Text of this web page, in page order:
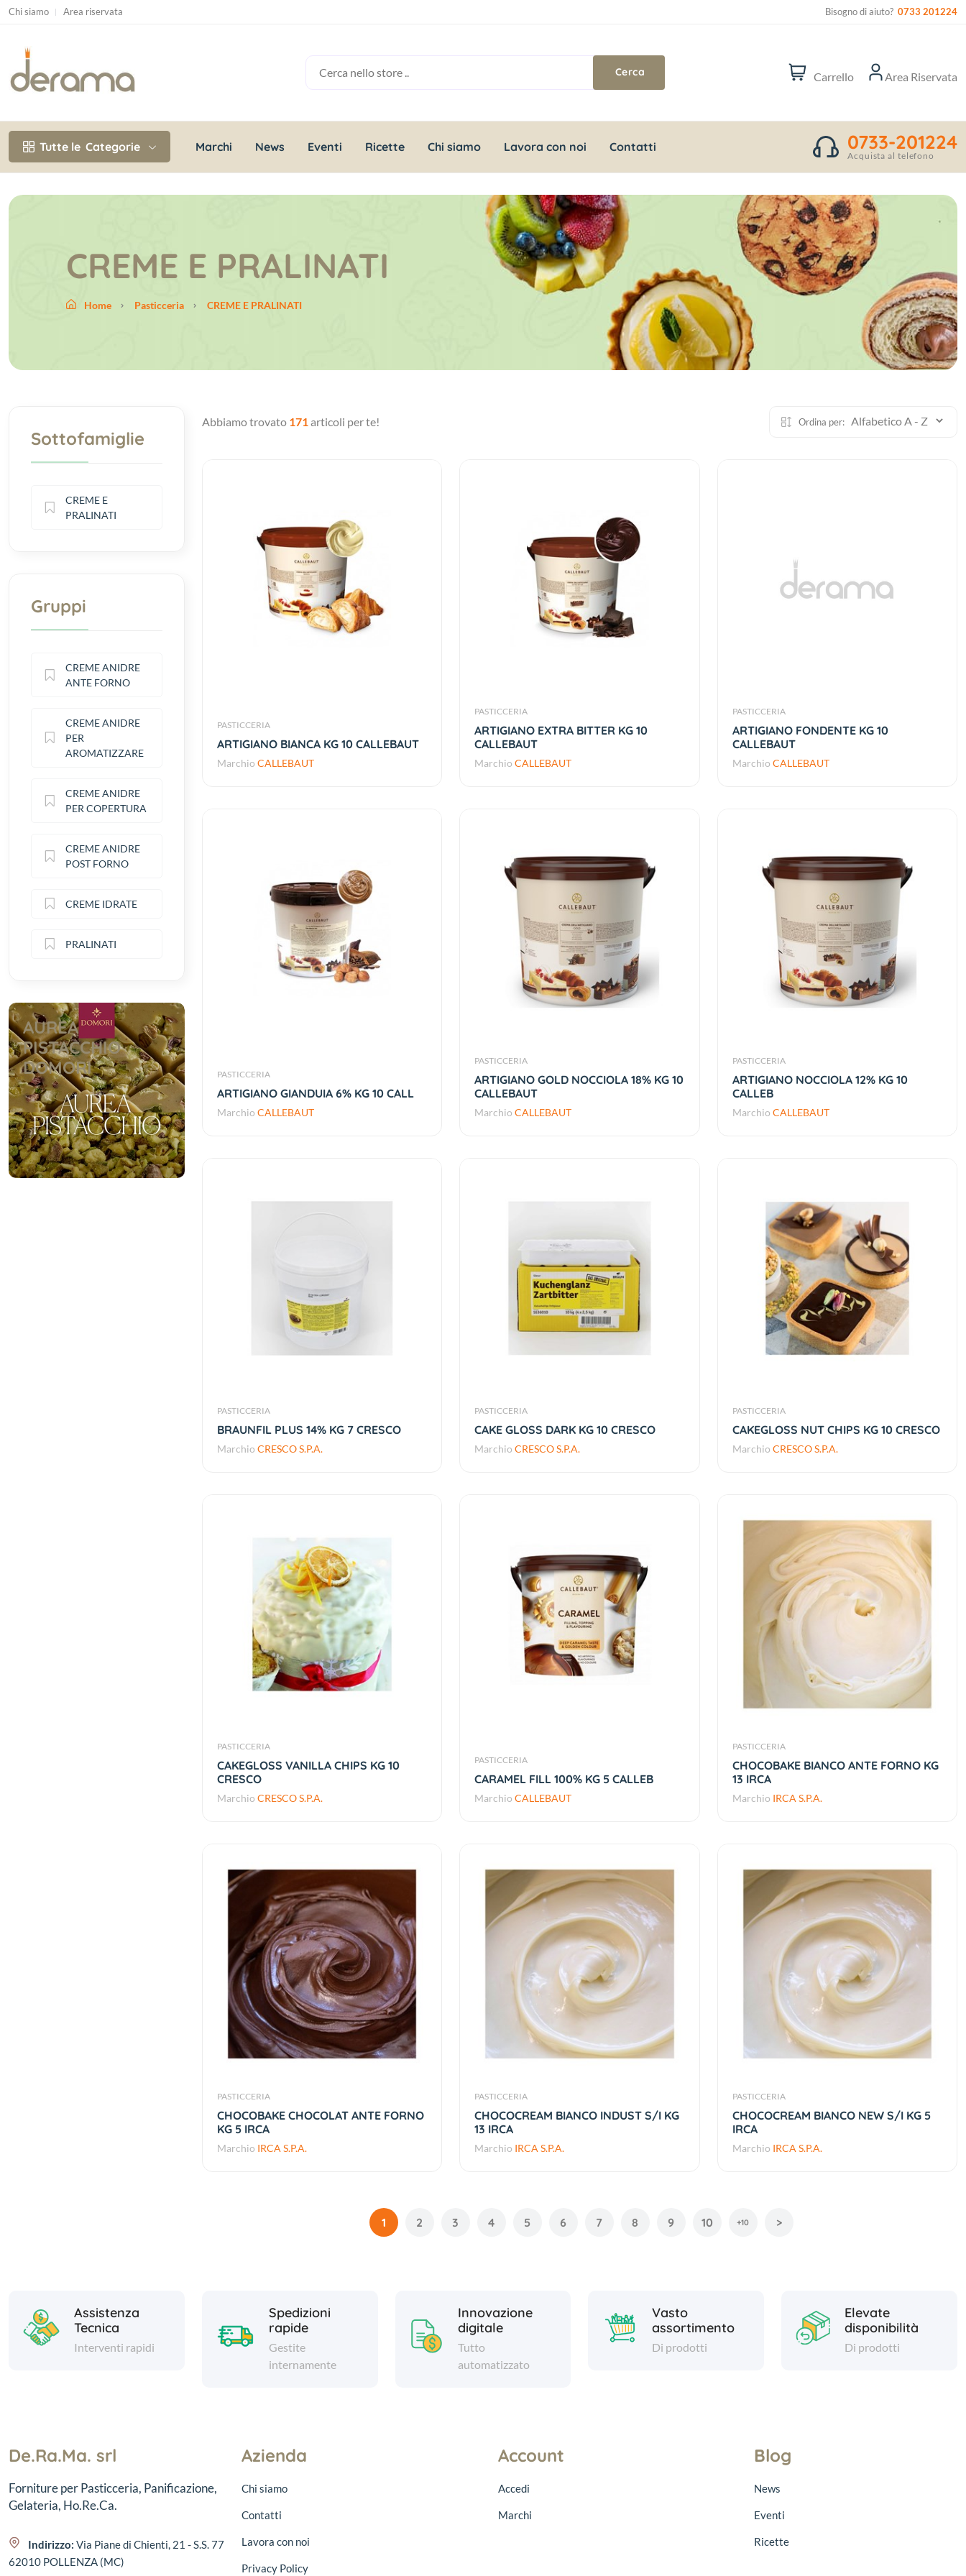
Chi siamo Area riservata Bisogno di aiuto? 0733 201224
Carrello Area Riservata
Tutte le Categorie Marchi News Eventi Ricette Chi siamo Lavora con noi Contatti 0733-201224
Acquista al telefono
CREME E PRALINATI
Home Pasticceria CREME E PRALINATI
Abbiamo trovato 171 articoli per te! Ordina per:
PASTICCERIA
ARTIGIANO BIANCA KG 10 CALLEBAUT
Marchio CALLEBAUT
PASTICCERIA
ARTIGIANO EXTRA BITTER KG 10
CALLEBAUT
MarchioCALLEBAUT
PASTICCERIA
ARTIGIANO FONDENTE KG 10
CALLEBAUT
Marchio CALLEBAUT
PASTICCERIA
ARTIGIANO GIANDUIA 6% KG 10 CALL
Marchio CALLEBAUT
PASTICCERIA
ARTIGIANO GOLD NOCCIOLA 18% KG 10
CALLEBAUT
MarchioCALLEBAUT
PASTICCERIA
ARTIGIANO NOCCIOLA 12% KG 10
CALLEB
Marchio CALLEBAUT
PASTICCERIA
BRAUNFIL PLUS 14% KG 7 CRESCO
Marchio CRESCO S.P.A.
PASTICCERIA
CAKE GLOSS DARK KG 10 CRESCO
MarchioCRESCO S.P.A.
PASTICCERIA
CAKEGLOSS NUT CHIPS KG 10 CRESCO
Marchio CRESCO S.P.A.
PASTICCERIA
CAKEGLOSS VANILLA CHIPS KG 10
CRESCO
Marchio CRESCO S.P.A.
PASTICCERIA
CARAMEL FILL 100% KG 5 CALLEB
MarchioCALLEBAUT
PASTICCERIA
CHOCOBAKE BIANCO ANTE FORNO KG
13 IRCA
Marchio IRCA S.P.A.
PASTICCERIA
CHOCOBAKE CHOCOLAT ANTE FORNO
KG 5 IRCA
Marchio IRCA S.P.A.
PASTICCERIA
CHOCOCREAM BIANCO INDUST S/I KG
13 IRCA
Marchio IRCA S.P.A.
PASTICCERIA
CHOCOCREAM BIANCO NEW S/I KG 5
IRCA
Marchio IRCA S.P.A.
1 2 3 4 5 6 7 8 9 10 +10 >
Sottofamiglie
CREME E
PRALINATI
Gruppi
CREME ANIDRE
ANTE FORNO
CREME ANIDRE
PER
AROMATIZZARE
CREME ANIDRE
PER COPERTURA
CREME ANIDRE
POST FORNO
CREME IDRATE
PRALINATI
AUREA
PISTACCHIO
DOMORI
Assistenza
Tecnica
Interventi rapidi
Spedizioni
rapide
Gestite
internamente
Innovazione
digitale
Tutto
automatizzato
Vasto
assortimento
Di prodotti
Elevate
disponibilità
Di prodotti
De.Ra.Ma. srl
Forniture per Pasticceria, Panificazione,
Gelateria, Ho.Re.Ca.
Indirizzo: Via Piane di Chienti, 21 - S.S. 77
62010 POLLENZA (MC)
Azienda
Chi siamo
Contatti
Lavora con noi
Privacy Policy
Account
Accedi
Marchi
Blog
News
Eventi
Ricette